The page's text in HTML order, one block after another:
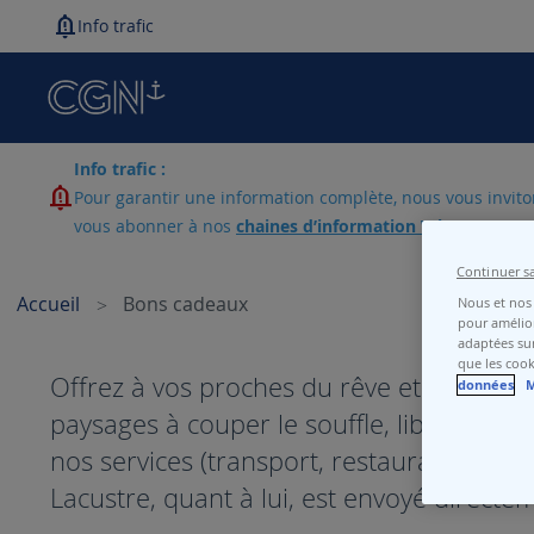
Info trafic
Info trafic :
Pour garantir une information complète, nous vous
vous abonner à nos chaines d’information WhatsAppsi
Accueil Bons cadeaux
Offrez à vos proches du rêve et de la
paysages à couper le souffle, libre à
nos services (transport, restauration à
Lacustre, quant à lui, est envoyé
Nous et
pour
adaptées
que les
données
Continuer